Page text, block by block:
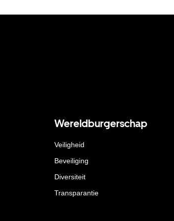
Wereldburgerschap
Veiligheid
Beveiliging
Diversiteit
Transparantie